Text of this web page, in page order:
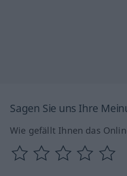
Sagen Sie uns Ihre
Wie gefällt Ihnen das